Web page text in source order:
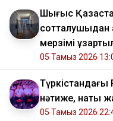
Шығыс
сотталушыдан
мерзімі
05 Тамыз 2026
Түркістандағы
нәтиже, нақты
05 Тамыз 2026